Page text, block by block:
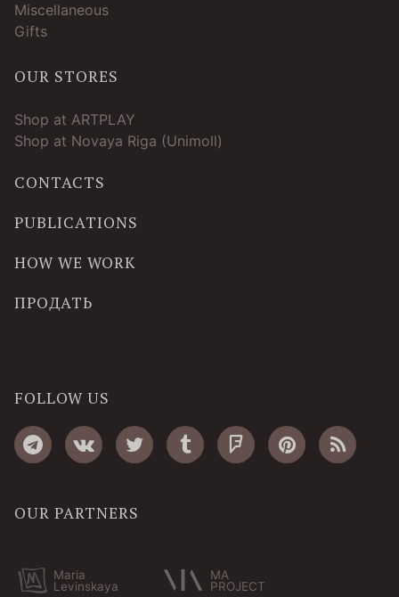
Miscellaneous
Gifts
OUR STORES
Shop at ARTPLAY
Shop at Novaya Riga (Unimoll)
CONTACTS
PUBLICATIONS
HOW WE WORK
ПРОДАТЬ
FOLLOW US
OUR PARTNERS
Maria
Levinskaya
MA
PROJECT